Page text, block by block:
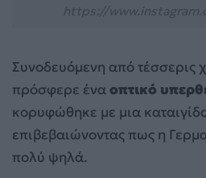
Συνοδευόμενη από τέσσερις
πρόσφερε έναοπτικό
κορυφώθηκε με μια
επιβεβαιώνοντας πως η
πολύ ψηλά.